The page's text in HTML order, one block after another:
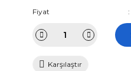
Fiyat
Karşılaştır